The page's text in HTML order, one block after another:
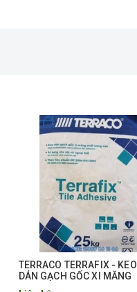
TERRACO TERRAFIX - KEO
DÁN GẠCH GỐC XI MĂNG